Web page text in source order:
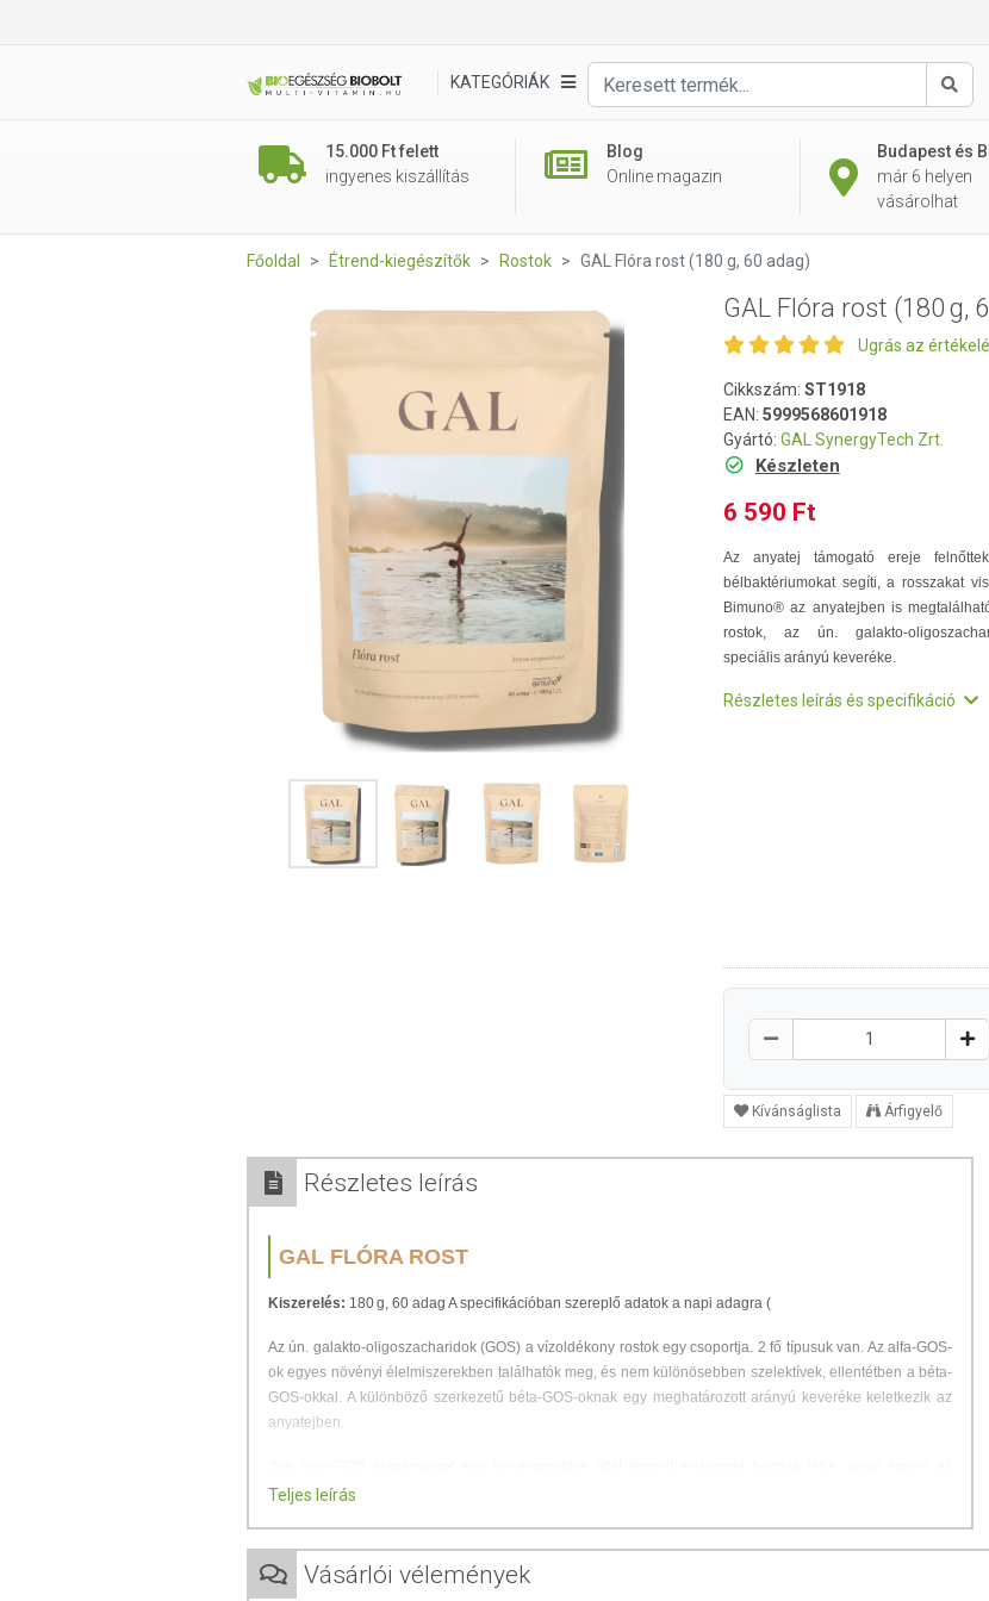
KATEGÓRIÁK
15.000 Ft felett
ingyenes kiszállítás
Blog
Online magazin
Budapest és
már 6 helyen
vásárolhat
Főoldal Étrend-kiegészítők Rostok GAL Flóra rost (180 g, 60 adag)
GAL Flóra rost (180 g,
Ugrás az
Cikkszám: ST1918
EAN: 5999568601918
Gyártó: GAL SynergyTech Zrt.
Készleten
6 590 Ft
Az anyatej támogató ereje
bélbaktériumokat segíti, a rosszakat
Bimuno® az anyatejben is
rostok, az ún. galakto-
speciális arányú keveréke.
Részletes leírás és specifikáció
Kívánságlista Árfigyelő
Részletes leírás
GAL FLÓRA ROST
Kiszerelés: 180 g, 60 adag A specifikációban szereplő adatok a napi adagra (
Az ún. galakto-oligoszacharidok (GOS) a vízoldékony rostok egy csoportja. 2 fő típusuk van. Az alfa-GOS-
ok egyes növényi élelmiszerekben találhatók meg, és nem különösebben szelektívek, ellentétben a béta-
GOS-okkal. A különböző szerkezetű béta-GOS-oknak egy meghatározott arányú keveréke keletkezik az
anyatejben.
anyatejben nem megtalálható baktérium segítségével. Ez nem gond, azonban ennek eredményeként az
tejmirigyekben lévő Bifidobacterium bifidum enzimei által. Így az anyatejével azonos szerkezetarányú
GOS keverék jön létre. Az alig fermentálódó, hipoallergén bambuszrosttal csupán a könnyebb
Teljes leírás
Vásárlói vélemények